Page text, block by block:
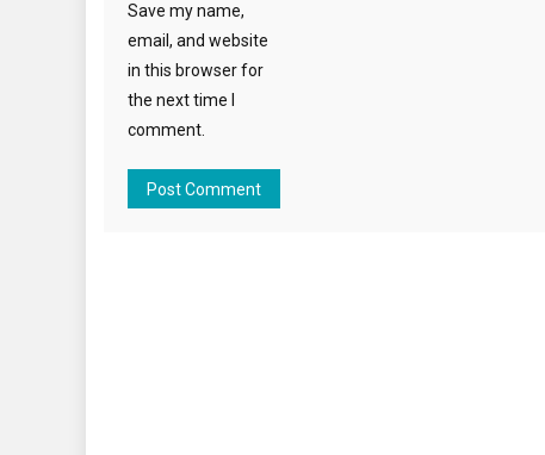
Save my name,
email, and website
in this browser for
the next time I
comment.